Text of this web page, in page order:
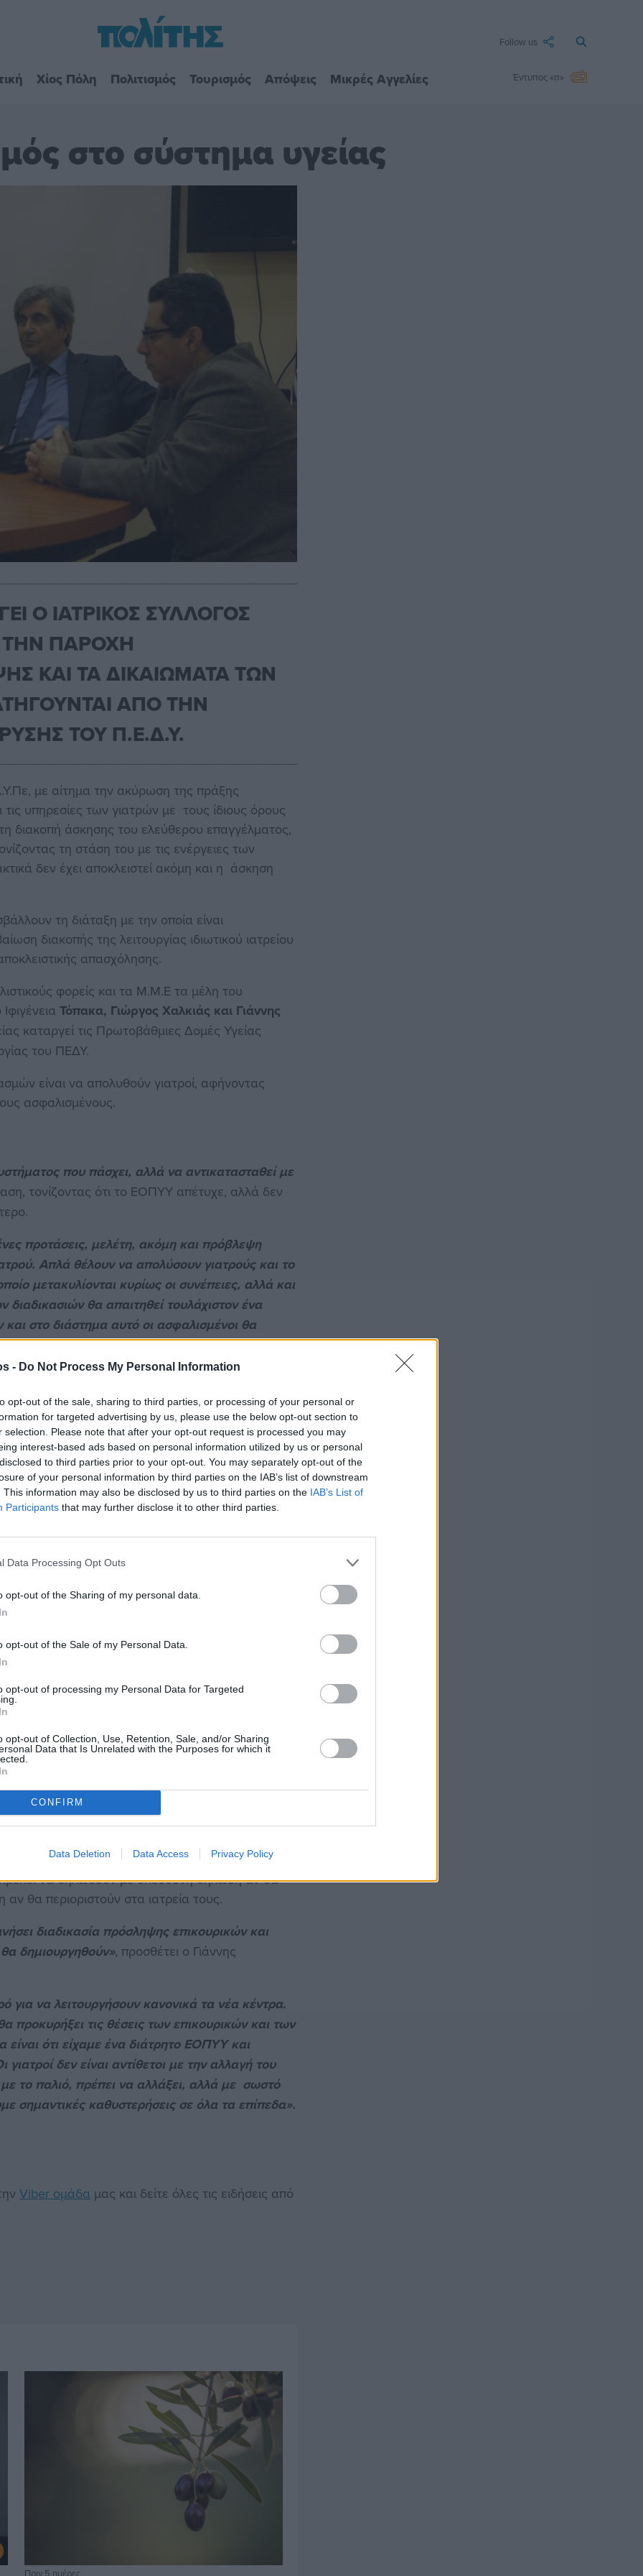
- Do Not Process My Personal Information
opt-out of the sale, sharing to third parties, or processing of your personal or
for targeted advertising by us, please use the below opt-out section to
selection. Please note that after your opt-out request is processed you may
interest-based ads based on personal information utilized by us or personal
to third parties prior to your opt-out. You may separately opt-out of the
of your personal information by third parties on the IAB’s list of downstream
This information may also be disclosed by us to third parties on the IAB’s List of
Participants that may further disclose it to other third parties.
Data Processing Opt Outs
opt-out of the Sharing of my personal data.
opt-out of the Sale of my Personal Data.
opt-out of processing my Personal Data for Targeted
opt-out of Collection, Use, Retention, Sale, and/or Sharing
Data that Is Unrelated with the Purposes for which it
CONFIRM
Data Deletion Data Access Privacy Policy
Follow us
Χίος Πόλη Πολιτισμός Τουρισμός Απόψεις Μικρές Αγγελίες Έντυπος «π»
στο σύστημα υγείας
Ο ΙΑΤΡΙΚΟΣ ΣΥΛΛΟΓΟΣ
ΤΗΝ ΠΑΡΟΧΗ
ΚΑΙ ΤΑ ΔΙΚΑΙΩΜΑΤΑ ΤΩΝ
ΑΠΟ ΤΗΝ
ΤΟΥ Π.Ε.Δ.Υ.
με αίτημα την ακύρωση της πράξης
υπηρεσίες των γιατρών με τους ίδιους όρους
διακοπή άσκησης του ελεύθερου επαγγέλματος,
τη στάση του με τις ενέργειες των
δεν έχει αποκλειστεί ακόμη και η άσκηση
τη διάταξη με την οποία είναι
διακοπής της λειτουργίας ιδιωτικού ιατρείου
απασχόλησης.
φορείς και τα Μ.Μ.Ε τα μέλη του
Τόπακα, Γιώργος Χαλκιάς και Γιάννης
καταργεί τις Πρωτοβάθμιες Δομές Υγείας
του ΠΕΔΥ.
είναι να απολυθούν γιατροί, αφήνοντας
ασφαλισμένους.
που πάσχει, αλλά να αντικατασταθεί με
τονίζοντας ότι το ΕΟΠΥΥ απέτυχε, αλλά δεν
προτάσεις, μελέτη, ακόμη και πρόβλεψη
Απλά θέλουν να απολύσουν γιατρούς και το
μετακυλίονται κυρίως οι συνέπειες, αλλά και
θα απαιτηθεί τουλάχιστον ένα
στο διάστημα αυτό οι ασφαλισμένοι θα
με τον ΕΟΠΥΥ και τους ιδιώτες
θα έχουν όλοι οι γιατροί, αλλά
γιατρού των ειδικοτήτων του
είναι ένας στους 2.200 ασφαλισμένους,
25 περίπου τέτοιους γιατρούς, που
θα χρησιμοποιήσουν τους παλιούς που δεν
των 25 για τις τρείς ειδικότητες με
με το ΠΕΔΥ, μια απλή σχέση εργασίας
συμβάσεις για το γιατρό, που θα είναι
γύρω στους 25 έως 27.000 γιατρούς.
περίπου 40.000 που δεν θα έχουν
να αλλάξουν επάγγελμα. Η κυβέρνηση αγνοεί
και το κράτος έχουν επενδύσει χρήματα
να τηρήσει τα διεθνή στάνταρ και τις εντολές
σωστά γιατί το σύστημα της δημόσιας
να δηλώσουν με υπεύθυνη δήλωση αν θα
θα περιοριστούν στα ιατρεία τους.
διαδικασία πρόσληψης επικουρικών και
δημιουργηθούν», προσθέτει ο Γιάννης
για να λειτουργήσουν κανονικά τα νέα κέντρα.
τις θέσεις των επικουρικών και των
ότι είχαμε ένα διάτρητο ΕΟΠΥΥ και
δεν είναι αντίθετοι με την αλλαγή του
το παλιό, πρέπει να αλλάξει, αλλά με σωστό
σημαντικές καθυστερήσεις σε όλα τα επίπεδα».
Viber ομάδα μας και δείτε όλες τις ειδήσεις από
Πριν 5 ημέρες